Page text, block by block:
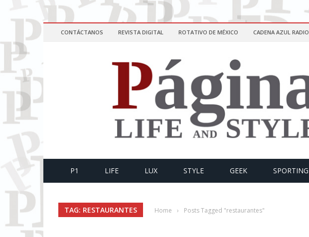
CONTÁCTANOS REVISTA DIGITAL ROTATIVO DE MÉXICO CADENA AZUL RADIO
P1 LIFE LUX STYLE GEEK SPORTING
TAG: RESTAURANTES Home › Posts Tagged "restaurantes"